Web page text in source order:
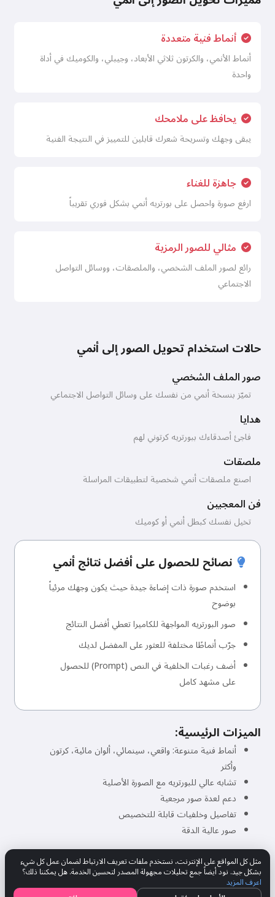
أنماط فنية متعددة
أنماط الأنمي، والكرتون ثلاثي الأبعاد، وجيبلي، والكوميك في أداة
واحدة
يحافظ على ملامحك
يبقى وجهك وتسريحة شعرك قابلين للتمييز في النتيجة الفنية
جاهزة للغناء
ارفع صورة واحصل على بورتريه أنمي بشكل فوري تقريباً
مثالي للصور الرمزية
رائع لصور الملف الشخصي، والملصقات، ووسائل التواصل
الاجتماعي
حالات استخدام تحويل الصور إلى أنمي
صور الملف الشخصي
تميّز بنسخة أنمي من نفسك على وسائل التواصل الاجتماعي
هدايا
فاجئ أصدقاءك ببورتريه كرتوني لهم
ملصقات
اصنع ملصقات أنمي شخصية لتطبيقات المراسلة
فن المعجبين
تخيل نفسك كبطل أنمي أو كوميك
نصائح للحصول على أفضل نتائج أنمي
استخدم صورة ذات إضاءة جيدة حيث يكون وجهك مرئياً
بوضوح
صور البورتريه المواجهة للكاميرا تعطي أفضل النتائج
جرّب أنماطًا مختلفة للعثور على المفضل لديك
أضف رغبات الخلفية في النص (Prompt) للحصول
على مشهد كامل
الميزات الرئيسية:
أنماط فنية متنوعة: واقعي، سينمائي، ألوان مائية، كرتون
وأكثر
تشابه عالي للبورتريه مع الصورة الأصلية
دعم لعدة صور مرجعية
تفاصيل وخلفيات قابلة للتخصيص
صور عالية الدقة
★★★★★
4.80312 الإعدادات تقييم
مثل كل المواقع على الإنترنت، نستخدم ملفات تعريف الارتباط لضمان عمل كل شيء
بشكل جيد. نود أيضاً جمع تحليلات مجهولة المصدر لتحسين الخدمة. هل يمكننا ذلك؟
اعرف المزيد